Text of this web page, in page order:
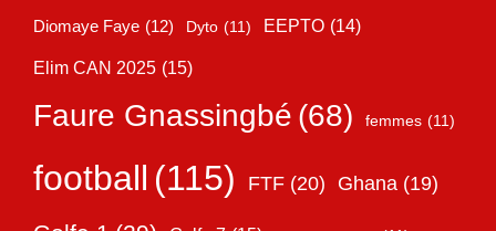
Diomaye Faye (12) Dyto (11) EEPTO (14)
Elim CAN 2025 (15)
Faure Gnassingbé (68) femmes (11)
football (115) FTF (20) Ghana (19)